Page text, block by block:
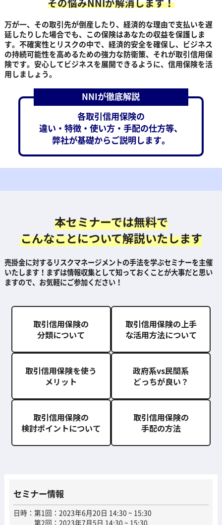
その悩みNNIが解消します！
万が一、その取引先が倒産したり、経済的な理由で支払いを遅
延したりした場合でも、この保険はあなたの収益を保護しま
す。不確実性とリスクの中で、経済的安全を確保し、ビジネス
の持続可能性を高めるための強力な防衛策、それが取引信用保
険です。安心してビジネスを展開できるように、信用保険を活
用しましょう。
NNIが徹底解説
各取引信用保険の
違い・特徴・使い方・手配の仕方等、
弊社が基礎からご説明します。
本セミナーでは無料で
こんなことについて解説いたします
売掛金に対するリスクマネージメントの手法を学ぶセミナーを主催
いたします！ まずは情報収集として知っておくことが大事だと思い
ますので、お気軽にご参加ください！
取引信用保険の
分類について
取引信用保険の上手
な活用方法について
取引信用保険を使う
メリット
政府系vs民間系
どっちが良い？
取引信用保険の
検討ポイントについて
取引信用保険の
手配の方法
セミナー情報
日時：第1回：2023年6月20日 14:30 ~ 15:30
第2回：2023年7月5日 14:30 ~ 15:30